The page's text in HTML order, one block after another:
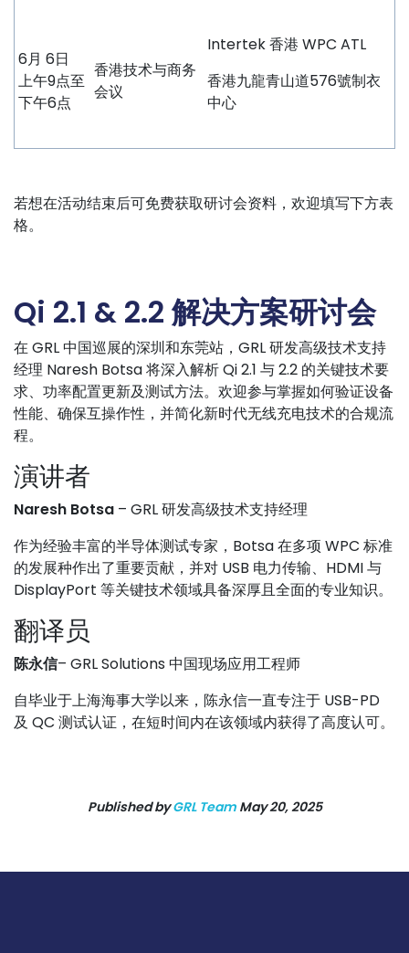
6月 6日
上午9点至
下午6点
香港技术与商务
会议
Intertek 香港 WPC ATL
香港九龍青山道576號制衣
中心
若想在活动结束后可免费获取研讨会资料，欢迎填写下方表
格。
Qi 2.1 & 2.2 解决方案研讨会
在 GRL 中国巡展的深圳和东莞站，GRL 研发高级技术支持
经理 Naresh Botsa 将深入解析 Qi 2.1 与 2.2 的关键技术要
求、功率配置更新及测试方法。欢迎参与掌握如何验证设备
性能、确保互操作性，并简化新时代无线充电技术的合规流
程。
演讲者
Naresh Botsa – GRL 研发高级技术支持经理
作为经验丰富的半导体测试专家，Botsa 在多项 WPC 标准
的发展种作出了重要贡献，并对 USB 电力传输、HDMI 与
DisplayPort 等关键技术领域具备深厚且全面的专业知识。
翻译员
陈永信– GRL Solutions 中国现场应用工程师
自毕业于上海海事大学以来，陈永信一直专注于 USB-PD
及 QC 测试认证，在短时间内在该领域内获得了高度认可。
Published byGRL Team May 20, 2025